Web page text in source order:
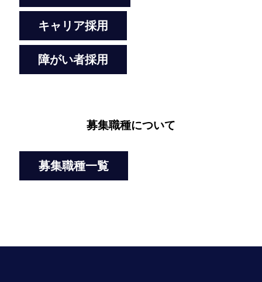
キャリア採用
障がい者採用
募集職種について
募集職種一覧